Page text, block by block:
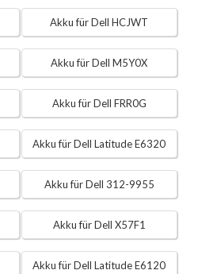
Akku für Dell HCJWT
Akku für Dell M5Y0X
Akku für Dell FRR0G
Akku für Dell Latitude E6320
Akku für Dell 312-9955
Akku für Dell X57F1
Akku für Dell Latitude E6120